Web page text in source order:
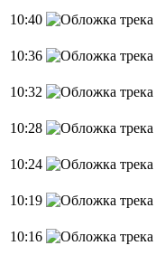
10:40
10:36
10:32
10:28
10:24
10:19
10:16